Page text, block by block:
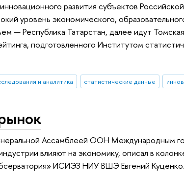
развития субъектов
уровень экономического,
— Республика Татарстан, далее идут
подготовленного Институтом
и аналитика статистические данные
Ассамблеей ООН Международным
влияют на экономику, описал в
ИСИЭЗ НИУ ВШЭ Евгений Куценко.